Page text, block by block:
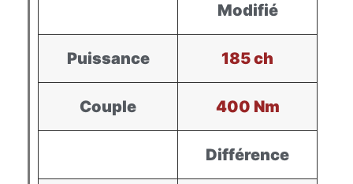
Modifié
Puissance 185 ch
Couple 400 Nm
Différence